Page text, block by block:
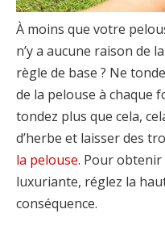
À moins que votre
n’y a aucune raison de
règle de base ? Ne
de la pelouse à chaque
tondez plus que cela,
d’herbe et laisser des
la pelouse. Pour
luxuriante, réglez la
conséquence.